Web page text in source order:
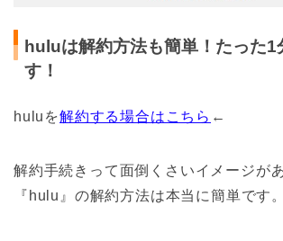
huluは解約方法も簡単！たった1
す！
huluを解約する場合はこちら ←
解約手続きって面倒くさいイメージが
『hulu』の解約方法は本当に簡単です。